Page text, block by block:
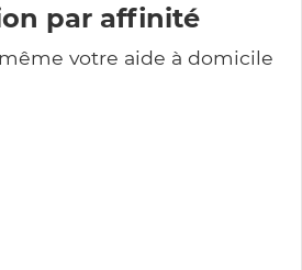
par affinité
votre aide à domicile